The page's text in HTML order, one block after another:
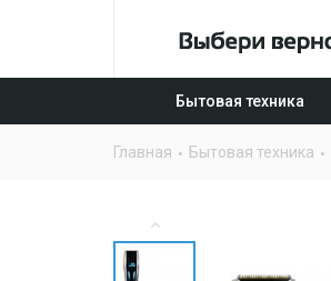
Бытовая техника
Главная Бытовая техника